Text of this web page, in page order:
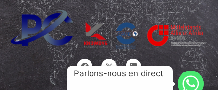
Parlons-nous en direct